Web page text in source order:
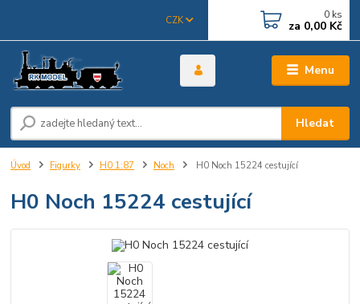
Menu
CZK
Hledat
0 ks
za 0,00 Kč
Úvod Figurky H0 1:87 Noch H0 Noch 15224 cestující
H0 Noch 15224 cestující